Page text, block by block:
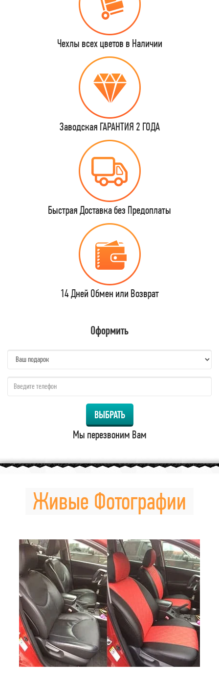
Чехлы всех цветов в Наличии
Заводская ГАРАНТИЯ 2 ГОДА
Быстрая Доставка без Предоплаты
14 Дней Обмен или Возврат
Оформить
ВЫБРАТЬ
Мы перезвоним Вам
Живые Фотографии